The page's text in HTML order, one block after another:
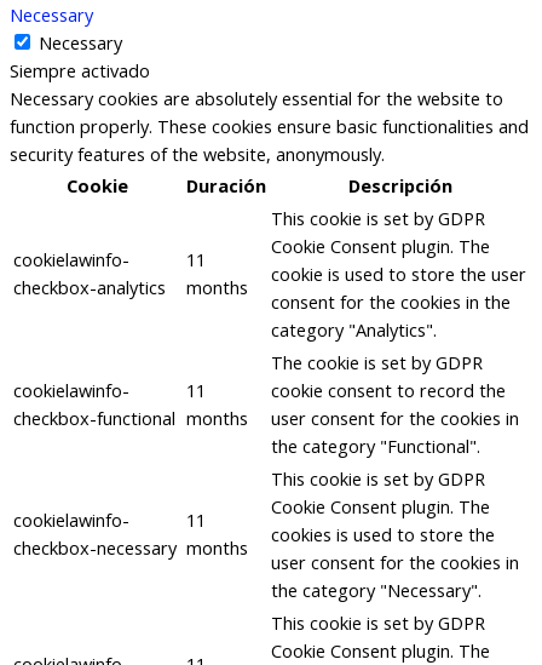
Necessary
Necessary
Siempre activado
Necessary cookies are absolutely essential for the website to
function properly. These cookies ensure basic functionalities and
security features of the website, anonymously.
Cookie
Duración Descripción
cookielawinfo-
checkbox-analytics
11
months
This cookie is set by GDPR
Cookie Consent plugin. The
cookie is used to store the user
consent for the cookies in the
category "Analytics".
cookielawinfo-
checkbox-functional
11
months
The cookie is set by GDPR
cookie consent to record the
user consent for the cookies in
the category "Functional".
cookielawinfo-
checkbox-necessary
11
months
This cookie is set by GDPR
Cookie Consent plugin. The
cookies is used to store the
user consent for the cookies in
the category "Necessary".
This cookie is set by GDPR
Cookie Consent plugin. The